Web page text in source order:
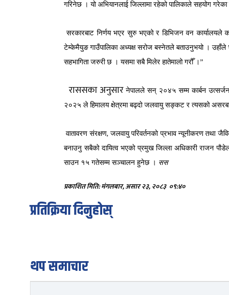
गरिनेछ । यो अभियानलाई जिल्लामा रहेको पालिकाले सहयोग गरेका
सरकारबाट निर्णय भएर सुरु भएको र डिभिजन वन कार्यालयले
टेम्केमैयुङ गाउँपालिका अध्यक्ष सरोज बस्नेतले बताउनुभयो । उहाँले
सहभागिता जरुरी छ । यसमा सबै मिलेर हातेमालो गरौँ ।”
राससका अनुसारनेपालले सन् २०४५ सम्म कार्बन
२०२५ ले हिमालय क्षेत्रमा बढ्दो जलवायु सङ्कट र त्यसको
वातावरण संरक्षण,जलवायु परिवर्तनको प्रभाव न्यूनीकरण तथा
बनाउनु सबैको दायित्व भएको प्रमुख जिल्ला अधिकारी राजन
साउन १५ गतेसम्म सञ्चालन हुनेछ । सस
प्रकाशित मिति: मंगलबार, असार २३, २०८३ ०९:४०
प्रतिक्रिया दिनुहोस्
थप समाचार